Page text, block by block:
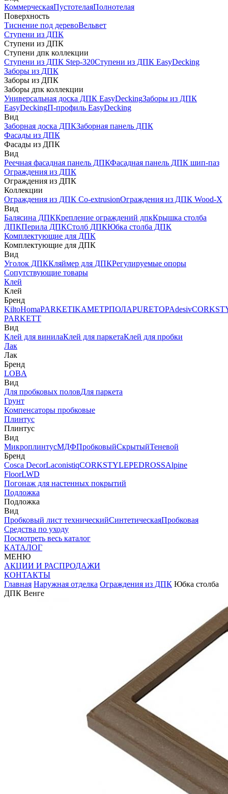
КоммерческаяПустотелаяПолнотелая
Поверхность
Тиснение под деревоВельвет
Ступени из ДПК
Ступени из ДПК
Ступени дпк коллекции
Ступени из ДПК Step-320Ступени из ДПК EasyDecking
Заборы из ДПК
Заборы из ДПК
Заборы дпк коллекции
Универсальная доска ДПК EasyDeckingЗаборы из ДПК
EasyDeckingП-профиль EasyDecking
Вид
Заборная доска ДПКЗаборная панель ДПК
Фасады из ДПК
Фасады из ДПК
Вид
Реечная фасадная панель ДПКФасадная панель ДПК шип-паз
Ограждения из ДПК
Ограждения из ДПК
Коллекции
Ограждения из ДПК Co-extrusionОграждения из ДПК Wood-X
Вид
Балясина ДПККрепление ограждений дпкКрышка столба
ДПКПерила ДПКСтолб ДПКЮбка столба ДПК
Комплектующие для ДПК
Комплектующие для ДПК
Вид
Уголок ДПККляймер для ДПКРегулируемые опоры
Сопутствующие товары
Клей
Клей
Бренд
KiltoHomaPARKETIKAМЕТРПОЛАPURETOPAdesiv
PARKETT
Вид
Клей для винилаКлей для паркетаКлей для пробки
Лак
Лак
Бренд
LOBA
Вид
Для пробковых половДля паркета
Грунт
Компенсаторы пробковые
Плинтус
Плинтус
Вид
МикроплинтусМДФПробковыйСкрытыйТеневой
Бренд
Cosca DecorLaconistiqCORKSTYLEPEDROSSAlpine
FloorLWD
Погонаж для настенных покрытий
Подложка
Подложка
Вид
Пробковый лист техническийСинтетическаяПробковая
Средства по уходу
Посмотреть весь каталог
КАТАЛОГ
МЕНЮ
АКЦИИ И РАСПРОДАЖИ
КОНТАКТЫ
Главная Наружная отделка Ограждения из ДПК Юбка столба
ДПК Венге